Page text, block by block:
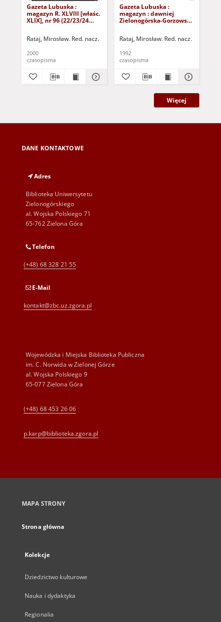
Gazeta Lubuska :
magazyn R. XLVIII [właśc.
XLIX], nr 96 (22/23/24
Rataj, Mirosław. Red. nacz.
2000
czasopisma
Gazeta Lubuska :
magazyn : dawniej
Zielonogórska-Gorzowska
1992). - Wyd. 1
Rataj, Mirosław. Red. nacz.
1992
czasopisma
Więcej
DANE KONTAKTOWE
Adres
Biblioteka Uniwersytetu
Zielonogórskiego
al. Wojska Polskiego 71
65-762 Zielona Góra
Telefon
(+48) 68 328 21 55
E-Mail
kontakt@zbc.uz.zgora.pl
Wojewódzka i Miejska Biblioteka Publiczna
im. C. Norwida w Zielonej Górze
al. Wojska Polskiego 9
65-077 Zielona Góra
(+48) 68 453 26 06
p.karp@biblioteka.zgora.pl
MAPA STRONY
Strona główna
Kolekcje
Dziedzictwo kulturowe
Nauka i dydaktyka
Regionalia